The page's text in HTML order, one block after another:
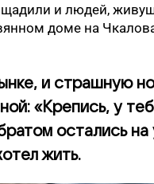
и людей,
доме на
и страшную
«Крепись, у
остались на
жить.